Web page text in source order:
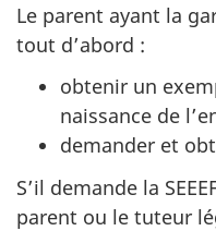
Le parent ayant la
tout d’abord :
obtenir un
naissance de
demander et
S’il demande la
parent ou le tuteur